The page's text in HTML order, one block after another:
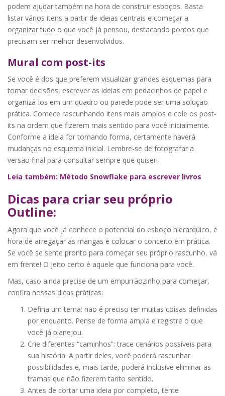
podem ajudar também na hora de construir esboços. Basta
listar vários itens a partir de ideias centrais e começar a
organizar tudo o que você já pensou, destacando pontos que
precisam ser melhor desenvolvidos.
Mural com post-its
Se você é dos que preferem visualizar grandes esquemas para
tomar decisões, escrever as ideias em pedacinhos de papel e
organizá-los em um quadro ou parede pode ser uma solução
prática. Comece rascunhando itens mais amplos e cole os post-
its na ordem que fizerem mais sentido para você inicialmente.
Conforme a ideia for tomando forma, certamente haverá
mudanças no esquema inicial. Lembre-se de fotografar a
versão final para consultar sempre que quiser!
Leia também: Método Snowflake para escrever livros
Dicas para criar seu próprio
Outline:
Agora que você já conhece o potencial do esboço hierarquico, é
hora de arregaçar as mangas e colocar o conceito em prática.
Se você se sente pronto para começar seu próprio rascunho, vá
em frente! O jeito certo é aquele que funciona para você.
Mas, caso ainda precise de um empurrãozinho para começar,
confira nossas dicas práticas:
Defina um tema: não é preciso ter muitas coisas definidas
por enquanto. Pense de forma ampla e registre o que
você já planejou.
Crie diferentes “caminhos”: trace cenários possíveis para
sua história. A partir deles, você poderá rascunhar
possibilidades e, mais tarde, poderá inclusive eliminar as
tramas que não fizerem tanto sentido.
Antes de cortar uma ideia por completo, tente